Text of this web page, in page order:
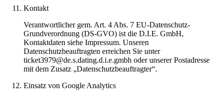
Kontakt
Verantwortlicher gem. Art. 4 Abs. 7 EU-Datenschutz-
Grundverordnung (DS-GVO) ist die D.I.E. GmbH,
Kontaktdaten siehe Impressum. Unseren
Datenschutzbeauftragten erreichen Sie unter
ticket3979@de.s.dating.d.i.e.gmbh oder unserer Postadresse
mit dem Zusatz „Datenschutzbeauftragter“.
Einsatz von Google Analytics